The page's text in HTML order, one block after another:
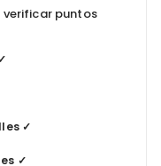
puntos
✓
✓